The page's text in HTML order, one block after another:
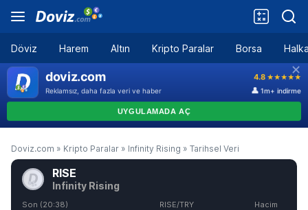
Döviz Harem Altın Kripto Paralar Borsa
Doviz.com » Kripto Paralar » Infinity Rising » Tarihsel Veri
RISE
Infinity Rising
Son (20:38) RISE/TRY Hacim